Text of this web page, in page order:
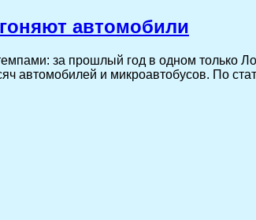
автомобили
за прошлый год в одном только
автомобилей и микроавтобусов. По